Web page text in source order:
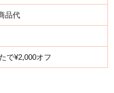
品代
で¥2,000オフ